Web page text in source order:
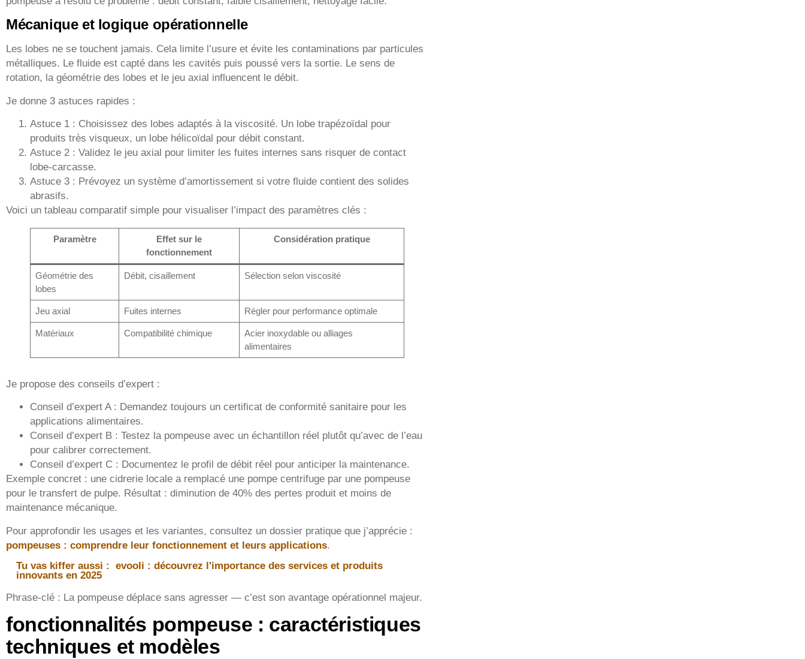
Mécanique et logique opérationnelle
Les lobes ne se touchent jamais. Cela limite l’usure et évite les contaminations par particules
métalliques. Le fluide est capté dans les cavités puis poussé vers la sortie. Le sens de
rotation, la géométrie des lobes et le jeu axial influencent le débit.
Je donne 3 astuces rapides :
Astuce 1 : Choisissez des lobes adaptés à la viscosité. Un lobe trapézoïdal pour
produits très visqueux, un lobe hélicoïdal pour débit constant.
Astuce 2 : Validez le jeu axial pour limiter les fuites internes sans risquer de contact
lobe-carcasse.
Astuce 3 : Prévoyez un système d’amortissement si votre fluide contient des solides
abrasifs.
Voici un tableau comparatif simple pour visualiser l’impact des paramètres clés :
Paramètre
Effet sur le
fonctionnement
Considération pratique
Géométrie des
lobes
Débit, cisaillement Sélection selon viscosité
Jeu axial Fuites internes Régler pour performance optimale
Matériaux Compatibilité chimique
Acier inoxydable ou alliages
alimentaires
Je propose des conseils d’expert :
Conseil d’expert A : Demandez toujours un certificat de conformité sanitaire pour les
applications alimentaires.
Conseil d’expert B : Testez la pompeuse avec un échantillon réel plutôt qu’avec de l’eau
pour calibrer correctement.
Conseil d’expert C : Documentez le profil de débit réel pour anticiper la maintenance.
Exemple concret : une cidrerie locale a remplacé une pompe centrifuge par une pompeuse
pour le transfert de pulpe. Résultat : diminution de 40% des pertes produit et moins de
maintenance mécanique.
Pour approfondir les usages et les variantes, consultez un dossier pratique que j’apprécie :
pompeuses : comprendre leur fonctionnement et leurs applications.
Tu vas kiffer aussi :
evooli : découvrez l'importance des services et produits
innovants en 2025
Phrase-clé : La pompeuse déplace sans agresser — c’est son avantage opérationnel majeur.
fonctionnalités pompeuse : caractéristiques
techniques et modèles